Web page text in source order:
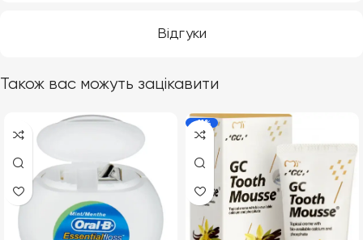
Відгуки
Також вас можуть зацікавити
-11%